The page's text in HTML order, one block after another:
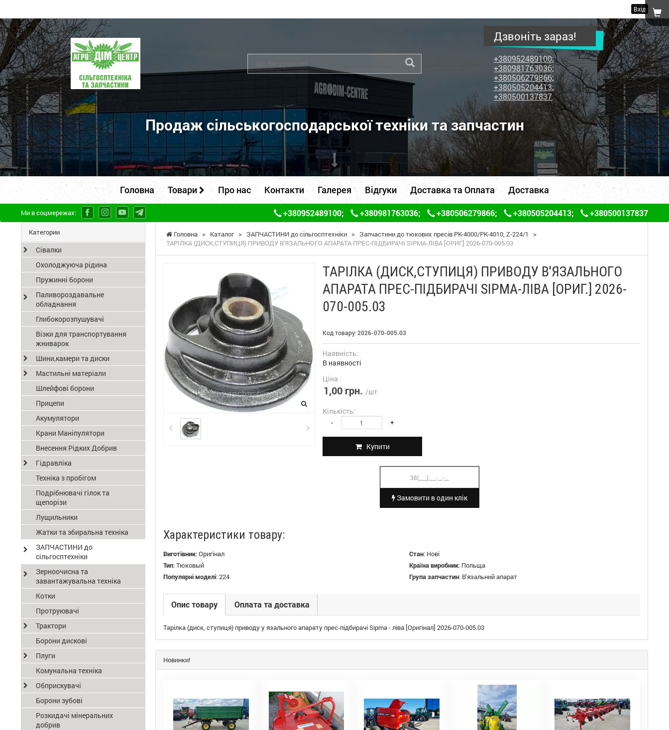
Вхід
ПП
"Агродім-
центр"
-
продаж
сільськогосподарської
техніки
та
запчастин
Дзвоніть зараз!
+380952489100;
+380981763036;
+380506279866;
+380505204413;
+380500137837
Продаж сільськогосподарської техніки та запчастин
Головна Товари Про нас Контакти Галерея Відгуки Доставка та Оплата Доставка
Ми в соцмережах: +380952489100; +380981763036; +380506279866; +380505204413; +380500137837
Головна > Каталог > ЗАПЧАСТИНИ до сільгосптехніки > Запчастини до тюкових пресів PK-4000/PK-4010, Z-224/1
>
ТАРІЛКА (ДИСК,СТУПИЦЯ) ПРИВОДУ В'ЯЗАЛЬНОГО АПАРАТА ПРЕС-ПІДБИРАЧІ SIPMA-ЛІВА [ОРИГ.] 2026-070-005.03
ТАРІЛКА (ДИСК,СТУПИЦЯ) ПРИВОДУ В'ЯЗАЛЬНОГО
АПАРАТА ПРЕС-ПІДБИРАЧІ SIPMA-ЛІВА [ОРИГ.] 2026-
070-005.03
Код товару: 2026-070-005.03
Наявність:
В наявності
Ціна :
1,00 грн. /шт
Кількість:
- +
Купити
Замовити в один клік
Характеристики товару:
Виготівник:Оригінал Стан: Нові
Тип:Тюковый Країна виробник: Польща
Популярні моделі:224 Група запчастин: В'язальний апарат
Опис товару Оплата та доставка
Тарілка (диск, ступиця) приводу у язального апарату прес-підбирачі Sipma - ліва [Оригінал] 2026-070-005.03
Новинки!
Категории
Сівалки
Охолоджуюча рідина
Пружинні борони
Паливороздавальне
обладнання
Глибокорозпушувачі
Візки для транспортування
жниварок
Шини,камери та диски
Мастильні матеріали
Шлейфові борони
Прицепи
Акумулятори
Крани Маніпулятори
Внесення Рідких Добрив
Гідравліка
Техніка з пробігом
Подрібнювачі гілок та
щепорізи
Лущильники
Жатки та збиральна техніка
ЗАПЧАСТИНИ до
сільгосптехніки
Зерноочисна та
завантажувальна техніка
Котки
Протруювачі
Трактори
Борони дискові
Плуги
Комунальна техніка
Обприскувачі
Борони зубові
Розкидачі мінеральних
добрив